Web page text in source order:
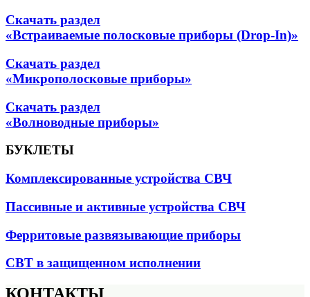
Скачать раздел
«Встраиваемые полосковые приборы (Drop-In)»
Скачать раздел
«Микрополосковые приборы»
Скачать раздел
«Волноводные приборы»
БУКЛЕТЫ
Комплексированные устройства СВЧ
Пассивные и активные устройства СВЧ
Ферритовые развязывающие приборы
СВТ в защищенном исполнении